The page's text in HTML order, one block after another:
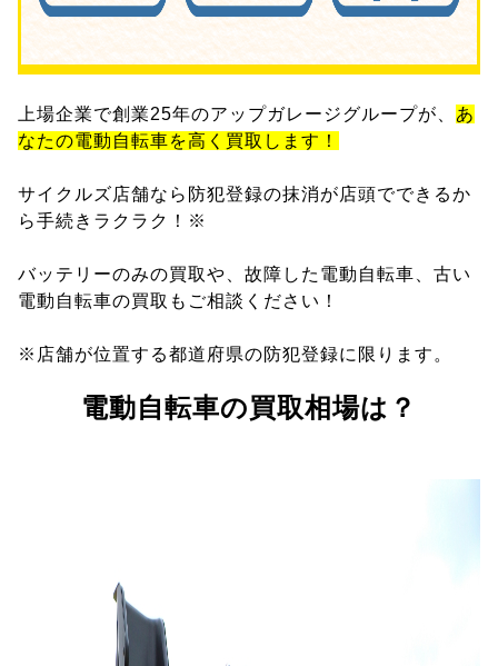
上場企業で創業25年のアップガレージグループが、 あ
なたの電動自転車を高く買取します！
サイクルズ店舗なら防犯登録の抹消が店頭でできるか
ら手続きラクラク！※
バッテリーのみの買取や、故障した電動自転車、古い
電動自転車の買取もご相談ください！
※店舗が位置する都道府県の防犯登録に限ります。
電動自転車の買取相場は？